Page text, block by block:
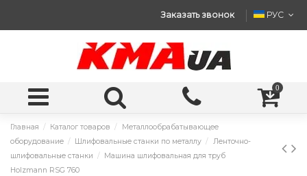
Заказать звонок РУС
0
Главная Каталог товаров
Металлообрабатывающее
оборудование
Шлифовальные станки по металлу
Ленточно-
шлифовальные станки
Машина шлифовальная для труб
Holzmann RSG 760